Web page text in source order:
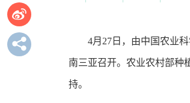
4月27日，由中国农业
南三亚召开。农业农村部种
持。